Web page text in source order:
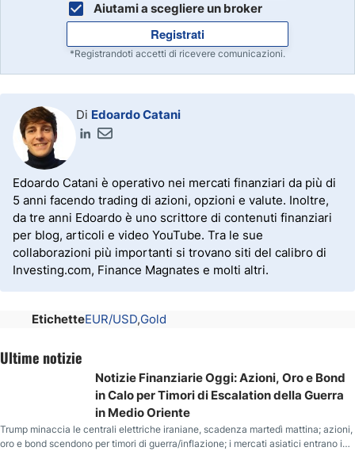
Aiutami a scegliere un broker
Registrati
*Registrandoti accetti di ricevere comunicazioni.
Di Edoardo Catani
Edoardo Catani è operativo nei mercati finanziari da più di
5 anni facendo trading di azioni, opzioni e valute. Inoltre,
da tre anni Edoardo è uno scrittore di contenuti finanziari
per blog, articoli e video YouTube. Tra le sue
collaborazioni più importanti si trovano siti del calibro di
Investing.com, Finance Magnates e molti altri.
EtichetteEUR/USD Gold
Ultime notizie
Notizie Finanziarie Oggi: Azioni, Oro e Bond
in Calo per Timori di Escalation della Guerra
in Medio Oriente
Trump minaccia le centrali elettriche iraniane, scadenza martedì mattina; azioni,
oro e bond scendono per timori di guerra/inflazione; i mercati asiatici entrano in